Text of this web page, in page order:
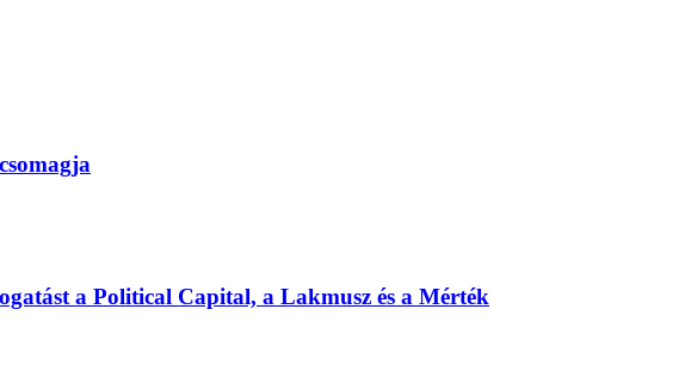
a Political Capital, a Lakmusz és a Mérték